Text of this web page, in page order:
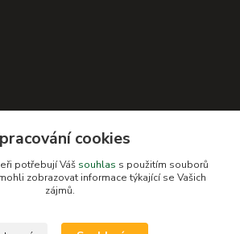
cookies
potřebují Váš souhlas s použitím souborů
zobrazovat informace týkající se Vašich
zájmů.